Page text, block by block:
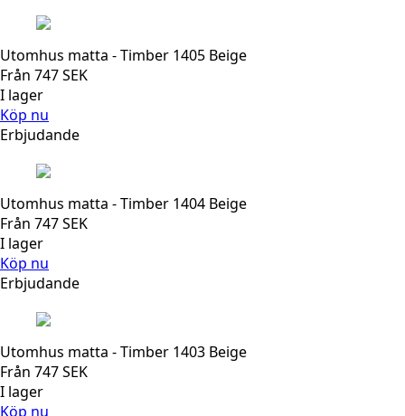
Utomhus matta - Timber 1405 Beige
Från 747SEK
I lager
Köp nu
Erbjudande
Utomhus matta - Timber 1404 Beige
Från 747SEK
I lager
Köp nu
Erbjudande
Utomhus matta - Timber 1403 Beige
Från 747SEK
I lager
Köp nu